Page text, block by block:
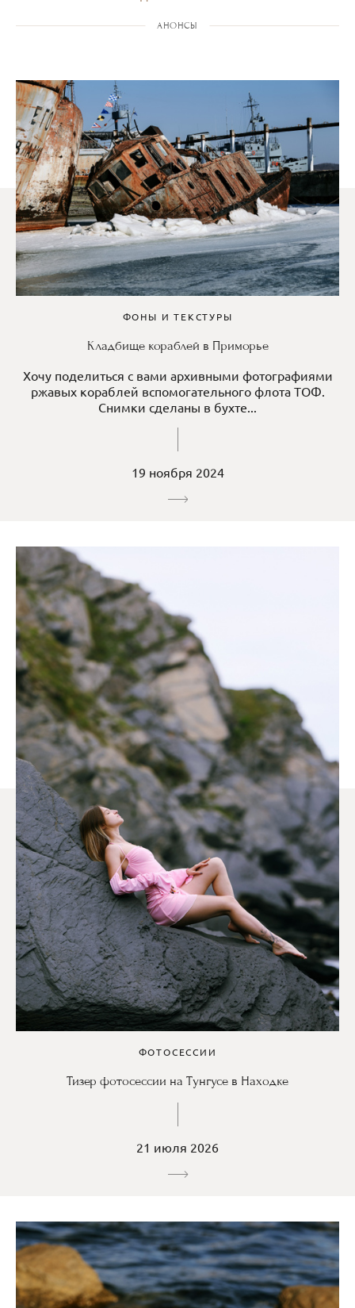
АНОНСЫ
ФОНЫ И ТЕКСТУРЫ
Кладбище кораблей в Приморье
Хочу поделиться с вами архивными фотографиями
ржавых кораблей вспомогательного флота ТОФ.
Снимки сделаны в бухте...
19 ноября 2024
ФОТОСЕССИИ
Тизер фотосессии на Тунгусе в Находке
21 июля 2026